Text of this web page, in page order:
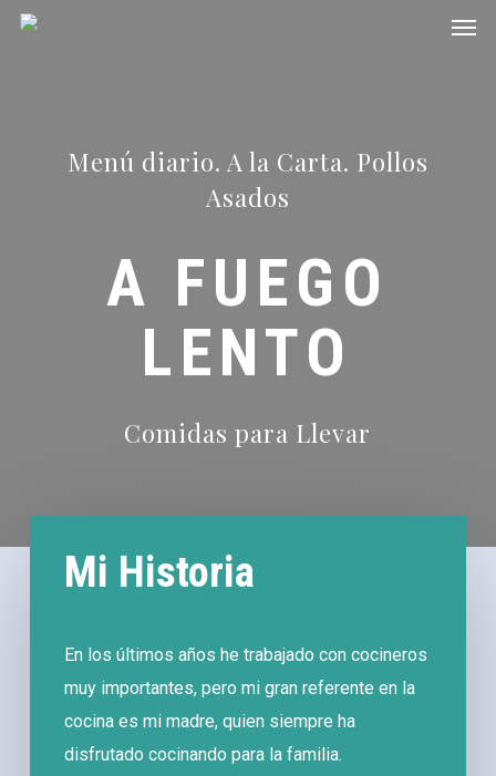
Skip
Menú diario. A la Carta. Pollos
Asados
A FUEGO
LENTO
Comidas para Llevar
Mi Historia
En los últimos años he trabajado con cocineros
muy importantes, pero mi gran referente en la
cocina es mi madre, quien siempre ha
disfrutado cocinando para la familia.